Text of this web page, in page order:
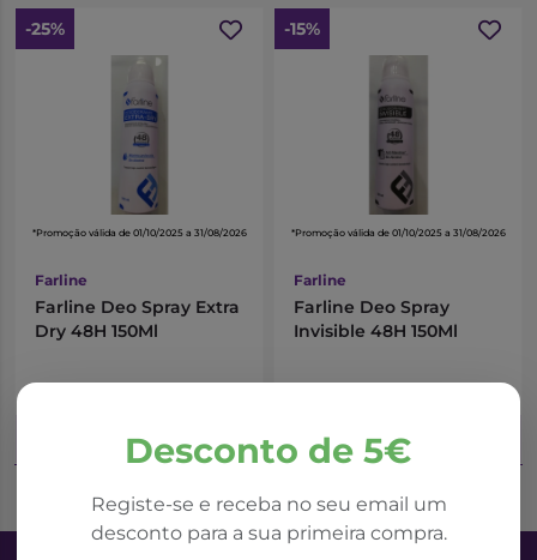
Desconto de 5€
Registe-se e receba no seu email um
desconto para a sua primeira compra.
-25%
*Promoção válida de 01/10/2025 a 31/08/2026
Farline
Farline Deo Spray Extra
Dry 48H 150Ml
Adicionar ao Carrinho
-15%
*Promoção válida de 01/10/2025 a 31/08/2026
Farline
Farline Deo Spray
Invisible 48H 150Ml
Adicionar ao Carrinho